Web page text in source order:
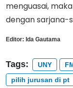
menguasai,
dengan sarjana-
Editor: Ida Gautama
Tags: UNY
pilih jurusan di pt